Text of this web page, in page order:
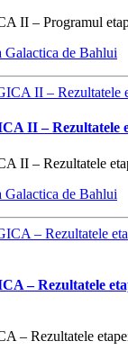
II – Programul
de Bahlui
II – Rezultatele
II – Rezultatele
de Bahlui
– Rezultatele
– Rezultatele